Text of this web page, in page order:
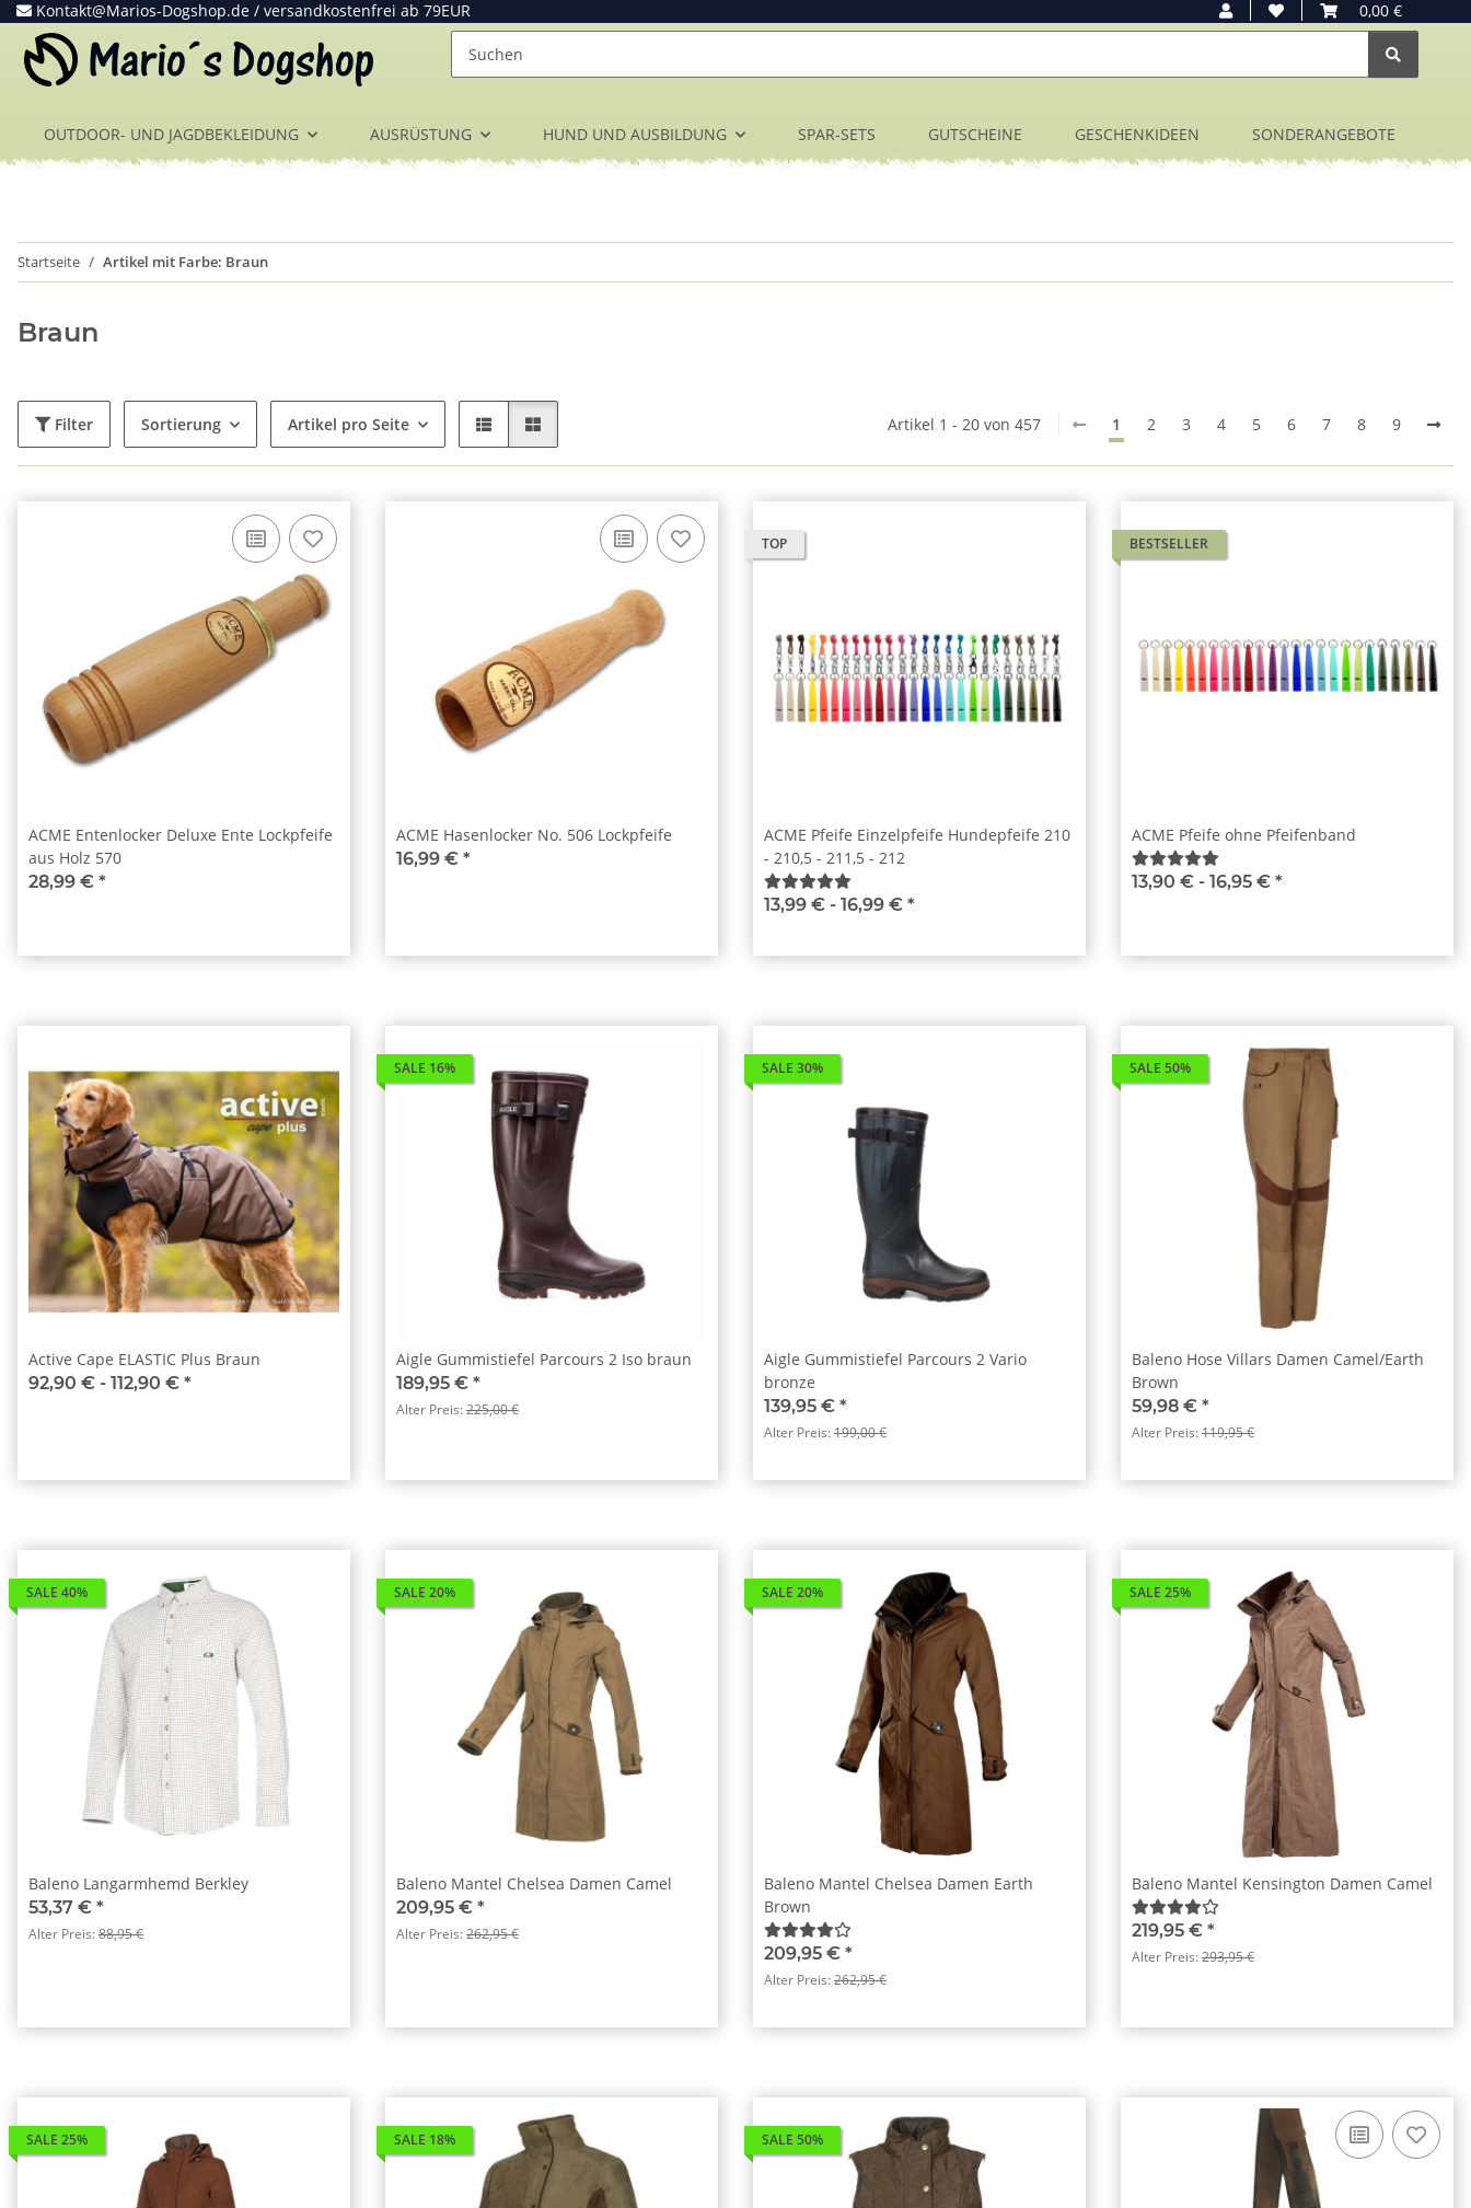
Kontakt@Marios-Dogshop.de / versandkostenfrei ab 79EUR 0,00 €
OUTDOOR- UND JAGDBEKLEIDUNG AUSRÜSTUNG HUND UND AUSBILDUNG SPAR-SETS GUTSCHEINE GESCHENKIDEEN SONDERANGEBOTE
Startseite Artikel mit Farbe: Braun
Braun
Filter Sortierung Artikel pro Seite Artikel 1 - 20 von 457 1 2 3 4 5 6 7 8 9
ACME Entenlocker Deluxe Ente Lockpfeife
aus Holz 570
28,99 € *
ACME Hasenlocker No. 506 Lockpfeife
16,99 € *
TOP
ACME Pfeife Einzelpfeife Hundepfeife 210
- 210,5 - 211,5 - 212
13,99 € - 16,99 € *
BESTSELLER
ACME Pfeife ohne Pfeifenband
13,90 € - 16,95 € *
Active Cape ELASTIC Plus Braun
92,90 € - 112,90 € *
SALE 16%
Aigle Gummistiefel Parcours 2 Iso braun
189,95 € *
Alter Preis:225,00 €
SALE 30%
Aigle Gummistiefel Parcours 2 Vario
bronze
139,95 € *
Alter Preis:199,00 €
SALE 50%
Baleno Hose Villars Damen Camel/Earth
Brown
59,98 € *
Alter Preis:119,95 €
SALE 40%
Baleno Langarmhemd Berkley
53,37 € *
Alter Preis:88,95 €
SALE 20%
Baleno Mantel Chelsea Damen Camel
209,95 € *
Alter Preis:262,95 €
SALE 20%
Baleno Mantel Chelsea Damen Earth
Brown
209,95 € *
Alter Preis:262,95 €
SALE 25%
Baleno Mantel Kensington Damen Camel
219,95 € *
Alter Preis:293,95 €
SALE 25% SALE 18% SALE 50%